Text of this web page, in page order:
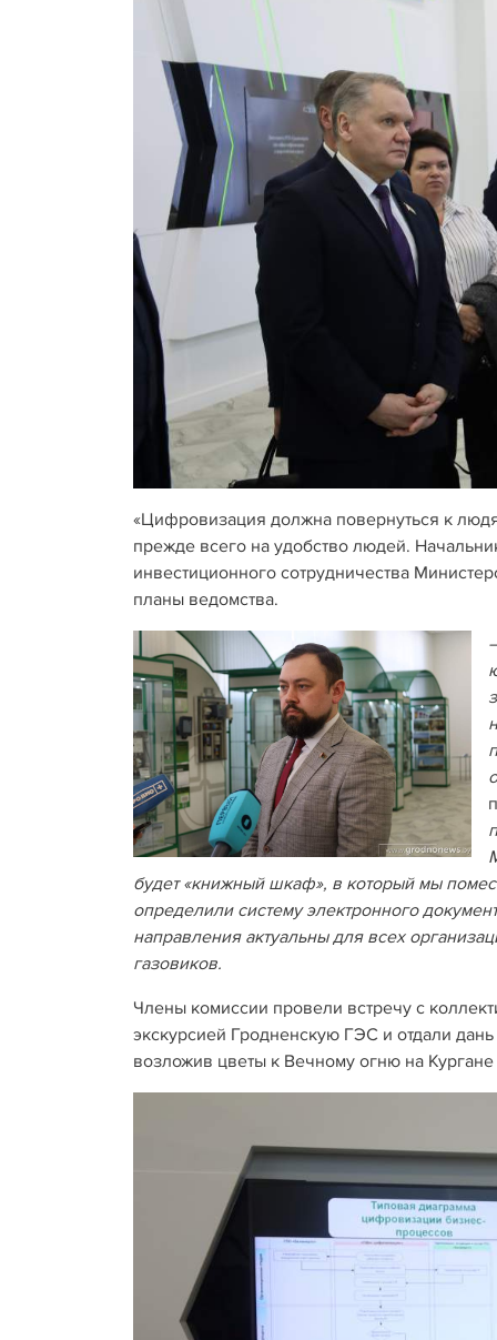
«Цифровизация должна повернуться к
прежде всего на удобство людей.
инвестиционного сотрудничества
планы ведомства.
будет «книжный шкаф», в который мы
определили систему электронного
направления актуальны для всех
газовиков.
Члены комиссии провели встречу с
экскурсией Гродненскую ГЭС и отдали
возложив цветы к Вечному огню на